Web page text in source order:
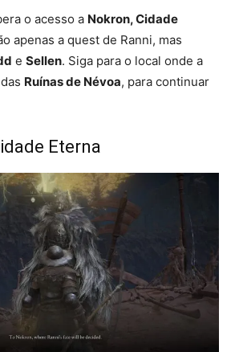
o acesso a Nokron, Cidade
apenas a quest de Ranni, mas
e Sellen. Siga para o local onde a
Ruínas de Névoa, para continuar
Eterna